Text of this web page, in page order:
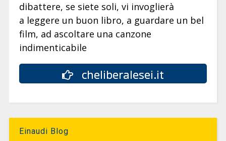
dibattere, se siete soli, vi invoglierà
a leggere un buon libro, a guardare un bel
film, ad ascoltare una canzone
indimenticabile
cheliberalesei.it
Einaudi Blog